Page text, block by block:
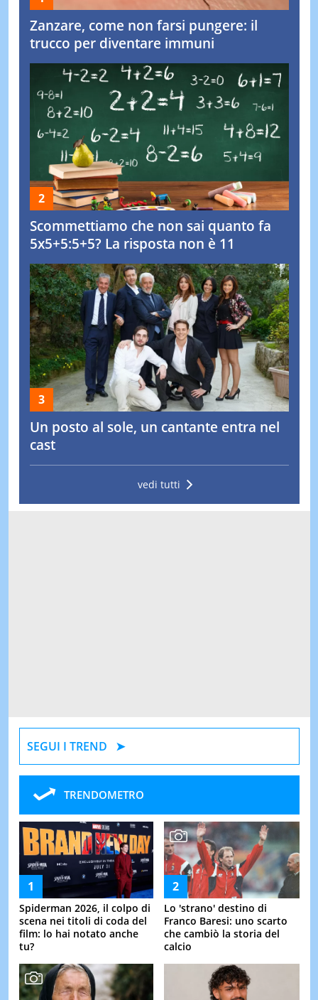
Zanzare, come non farsi pungere: il
trucco per diventare immuni
Scommettiamo che non sai quanto fa
5x5+5:5+5? La risposta non è 11
Un posto al sole, un cantante entra nel
cast
vedi tutti
SEGUI I TREND
TRENDOMETRO
Spiderman 2026, il colpo di
scena nei titoli di coda del
film: lo hai notato anche
tu?
Lo 'strano' destino di
Franco Baresi: uno scarto
che cambiò la storia del
calcio